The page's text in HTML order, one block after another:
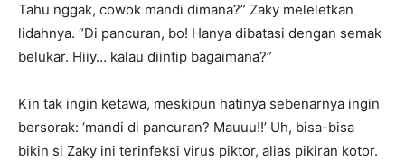
Tahu nggak, cowok mandi dimana?” Zaky meleletkan
lidahnya. “Di pancuran, bo! Hanya dibatasi dengan semak
belukar. Hiiy… kalau diintip bagaimana?”
Kin tak ingin ketawa, meskipun hatinya sebenarnya ingin
bersorak: ‘mandi di pancuran? Mauuu!!’ Uh, bisa-bisa
bikin si Zaky ini terinfeksi virus piktor, alias pikiran kotor.